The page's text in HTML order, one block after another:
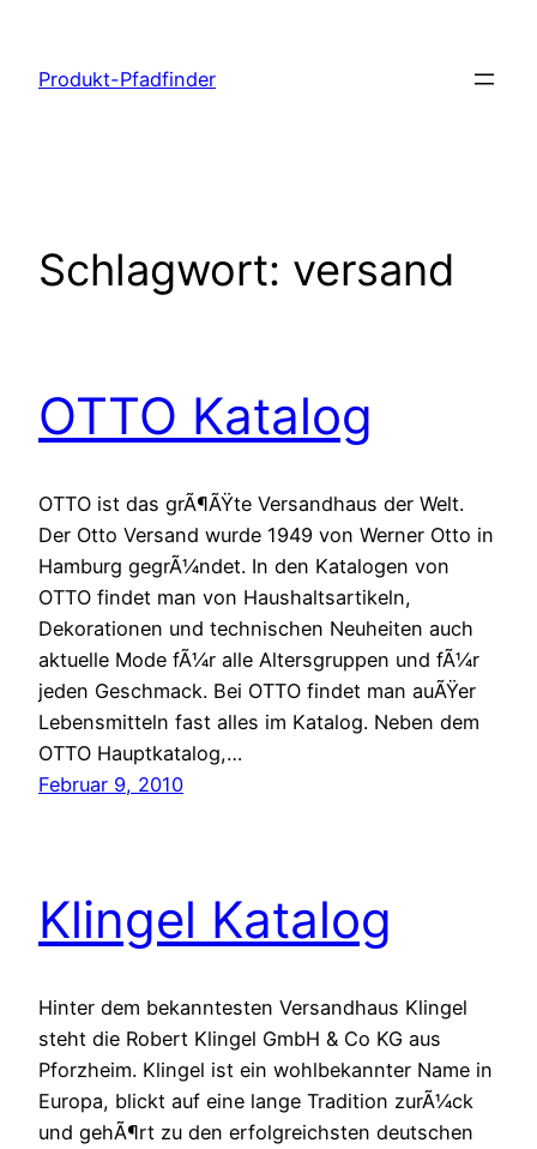
springen
Produkt-Pfadfinder
Schlagwort: versand
OTTO Katalog
OTTO ist das grÃ¶ÃŸte Versandhaus der Welt.
Der Otto Versand wurde 1949 von Werner Otto in
Hamburg gegrÃ¼ndet. In den Katalogen von
OTTO findet man von Haushaltsartikeln,
Dekorationen und technischen Neuheiten auch
aktuelle Mode fÃ¼r alle Altersgruppen und fÃ¼r
jeden Geschmack. Bei OTTO findet man auÃŸer
Lebensmitteln fast alles im Katalog. Neben dem
OTTO Hauptkatalog,…
Februar 9, 2010
Klingel Katalog
Hinter dem bekanntesten Versandhaus Klingel
steht die Robert Klingel GmbH & Co KG aus
Pforzheim. Klingel ist ein wohlbekannter Name in
Europa, blickt auf eine lange Tradition zurÃ¼ck
und gehÃ¶rt zu den erfolgreichsten deutschen